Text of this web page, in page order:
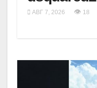
АВГ 7, 2026 👁 18